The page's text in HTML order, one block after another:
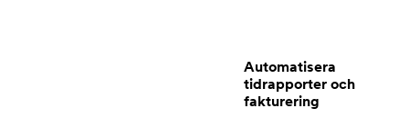
Automatisera
tidrapporter och
fakturering